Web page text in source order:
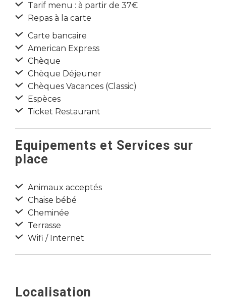
Tarif menu : à partir de 37€
Repas à la carte
Carte bancaire
American Express
Chèque
Chèque Déjeuner
Chèques Vacances (Classic)
Espèces
Ticket Restaurant
Equipements et Services sur
place
Animaux acceptés
Chaise bébé
Cheminée
Terrasse
Wifi / Internet
Localisation